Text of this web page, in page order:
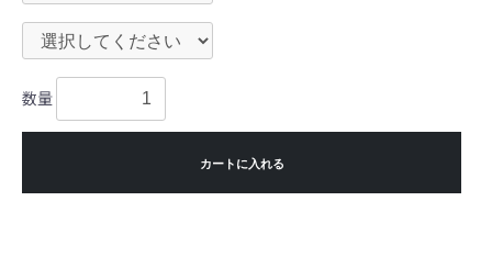
数量
カートに入れる